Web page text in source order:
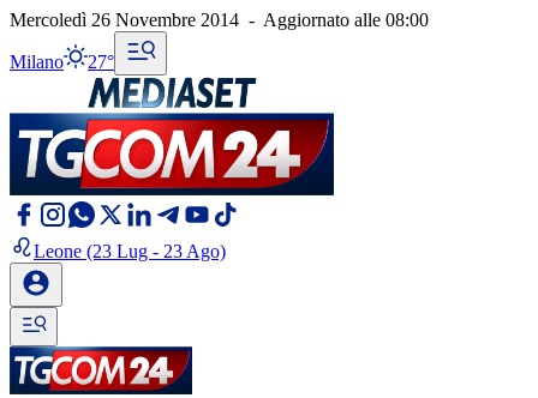
Mercoledì 26 Novembre 2014 - Aggiornato alle 08:00
Milano 27°
Leone (23 Lug - 23 Ago)